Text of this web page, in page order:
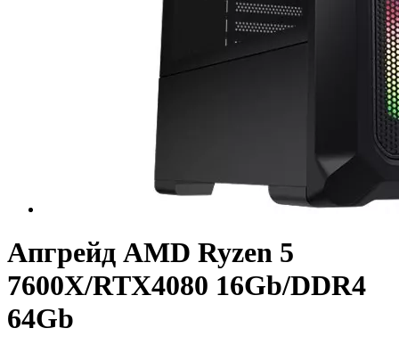
Апгрейд AMD Ryzen 5
7600X/RTX4080 16Gb/DDR4
64Gb